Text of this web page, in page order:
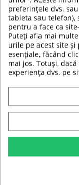
mișcare
de
rulmenții
silențioasă și
oțel
oferă
inSPORTline
stricte de
, astfel
verificată și
preferințele dvs.
tableta sau
pentru a face ca
Puteți afla mai
urile pe acest site
esențiale, făcând
mai jos. Totuși,
experiența dvs. pe